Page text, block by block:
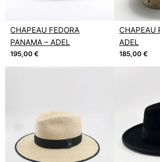
CHAPEAU FEDORA
PANAMA – ADEL
195,00 €
CHAPEAU
ADEL
185,00 €